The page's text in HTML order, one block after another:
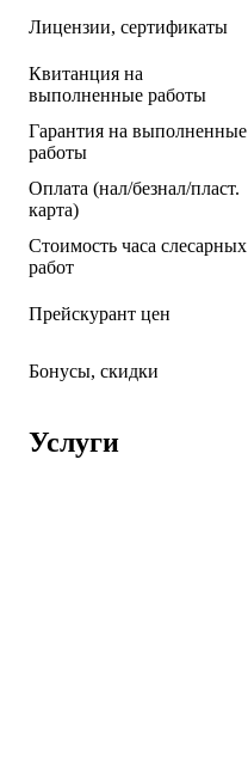
Лицензии, сертификаты
Квитанция на
выполненные работы
Гарантия на выполненные
работы
Оплата (нал/безнал/пласт.
карта)
Стоимость часа слесарных
работ
Прейскурант цен
Бонусы, скидки
Услуги